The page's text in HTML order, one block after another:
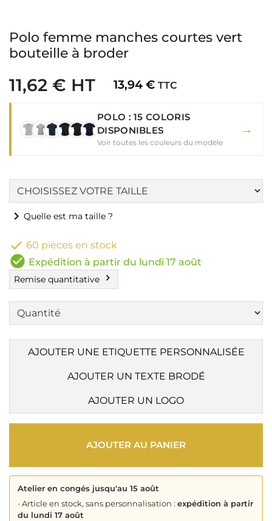
Polo femme manches courtes vert
bouteille à broder
11,62 € HT 13,94 € TTC
POLO : 15 COLORIS
DISPONIBLES
Voir toutes les couleurs du modèle
→
chevron_right Quelle est ma taille ?
 60 pièces en stock
check_circle Expédition à partir du lundi 17 août
Remise quantitative chevron_right
AJOUTER UNE ETIQUETTE PERSONNALISÉE
AJOUTER UN TEXTE BRODÉ
AJOUTER UN LOGO
AJOUTER AU PANIER
Atelier en congés jusqu'au 15 août
•Article en stock, sans personnalisation : expédition à partir
du lundi 17 août